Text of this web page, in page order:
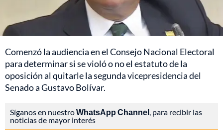
Comenzó la audiencia en el Consejo Nacional Electoral
para determinar si se violó o no el estatuto de la
oposición al quitarle la segunda vicepresidencia del
Senado a Gustavo Bolívar.
Síganos en nuestroWhatsApp Channel , para recibir las
noticias de mayor interés